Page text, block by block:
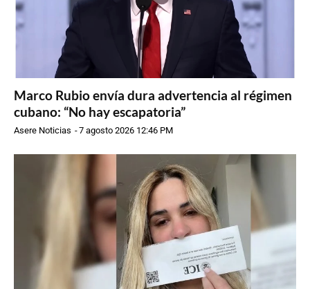
Marco Rubio envía dura advertencia al régimen
cubano: “No hay escapatoria”
Asere Noticias -7 agosto 2026 12:46 PM